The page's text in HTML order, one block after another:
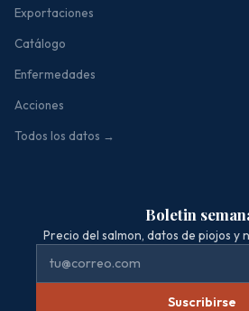
Exportaciones
Catálogo
Enfermedades
Acciones
Todos los datos →
Boletin
Precio del salmon, datos de piojos y
Suscribirse